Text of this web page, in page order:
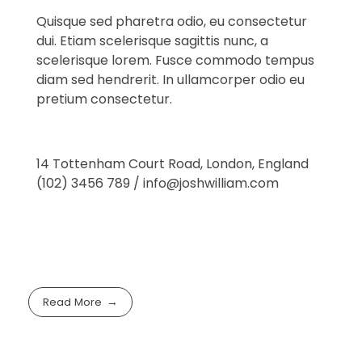
Quisque sed pharetra odio, eu consectetur
dui. Etiam scelerisque sagittis nunc, a
scelerisque lorem. Fusce commodo tempus
diam sed hendrerit. In ullamcorper odio eu
pretium consectetur.
14 Tottenham Court Road, London, England
(102) 3456 789 / info@joshwilliam.com
Read More